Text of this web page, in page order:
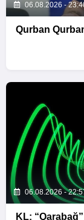
06.08.2026 -
Qurban
06.08.2026 -
KL: